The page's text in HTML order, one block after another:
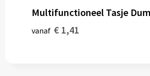
Multifunctioneel Tasje
vanaf € 1,41